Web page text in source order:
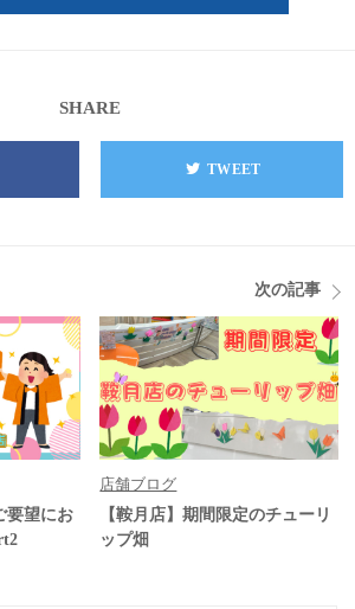
SHARE
TWEET
要望にお
次の記事
店舗ブログ
【鞍月店】期間限定のチューリ
ップ畑